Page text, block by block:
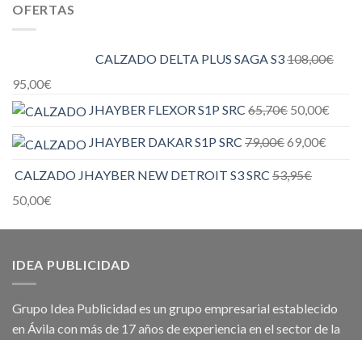
OFERTAS
CALZADO DELTA PLUS SAGA S3108,00€
95,00€
JHAYBER FLEXOR S1P SRC 65,70€ 50,00€
JHAYBER DAKAR S1P SRC 79,00€69,00€
CALZADO JHAYBER NEW DETROIT S3 SRC 53,95€
50,00€
IDEA PUBLICIDAD
Grupo Idea Publicidad es un grupo empresarial establecido
en Ávila con más de 17 años de experiencia en el sector de la